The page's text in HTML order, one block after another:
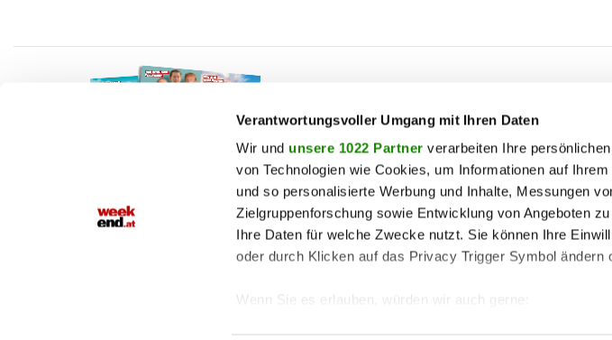
Verantwortungsvoller Umgang mit Ihren Daten
Wir und unsere 1022 Partner verarbeiten Ihre
von Technologien wie Cookies, um Informationen auf
und so personalisierte Werbung und Inhalte, Messungen
Zielgruppenforschung sowie Entwicklung von Angeboten
Ihre Daten für welche Zwecke nutzt. Sie können Ihre
oder durch Klicken auf das Privacy Trigger Symbol ändern
Wenn Sie es erlauben, würden wir auch gerne:
Jetzt E-Paper lesen!
Footer
Top
Menu
beauty
chronik
fashion
fitness
genuss
haustiere
politik
reise
society
sport
wohnen